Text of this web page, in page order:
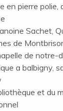
en pierre
Sa­chet,
de
de notre-
a balbigny,
et du